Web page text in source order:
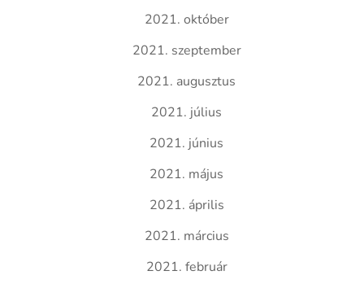
2021. október
2021. szeptember
2021. augusztus
2021. július
2021. június
2021. május
2021. április
2021. március
2021. február